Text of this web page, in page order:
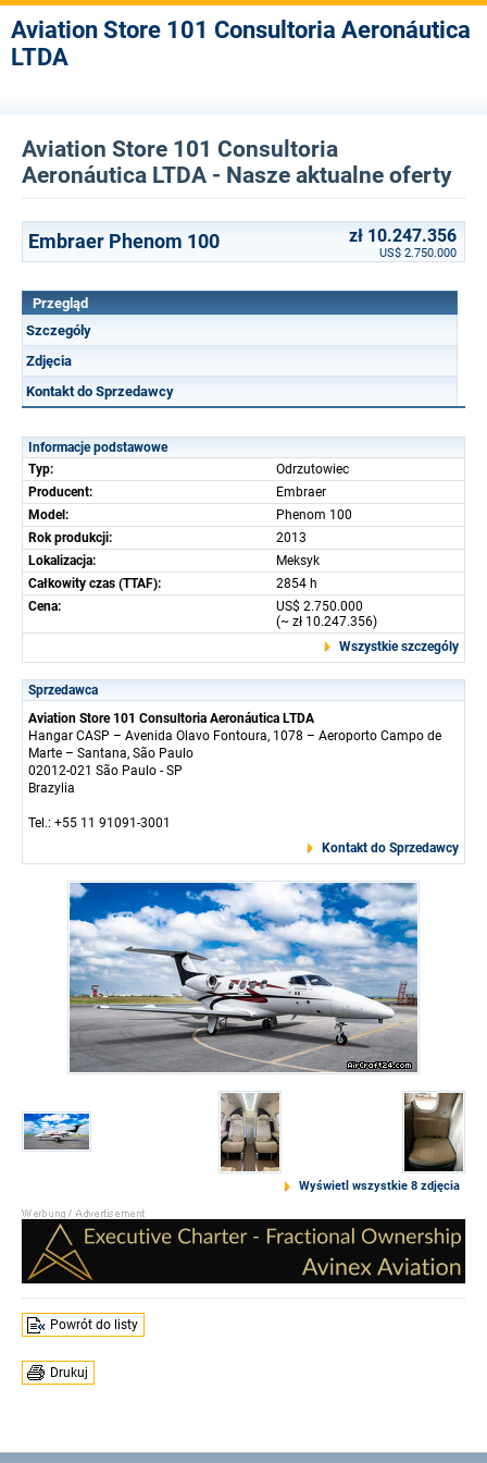
Aviation Store 101 Consultoria Aeronáutica
LTDA
Aviation Store 101 Consultoria
Aeronáutica LTDA - Nasze aktualne oferty
Embraer Phenom 100 zł 10.247.356
US$ 2.750.000
Przegląd
Szczególy
Zdjęcia
Kontakt do Sprzedawcy
Informacje podstawowe
Typ:
Odrzutowiec
Producent:
Embraer
Model:
Phenom 100
Rok produkcji:
2013
Lokalizacja:
Meksyk
Całkowity czas (TTAF):
2854 h
Cena:
US$ 2.750.000
(~ zł 10.247.356)
Wszystkie szczególy
Sprzedawca
Aviation Store 101 Consultoria Aeronáutica LTDA
Hangar CASP – Avenida Olavo Fontoura, 1078 – Aeroporto Campo de
Marte – Santana, São Paulo
02012-021 São Paulo - SP
Brazylia
Tel.: +55 11 91091-3001
Kontakt do Sprzedawcy
Wyświetl wszystkie 8 zdjęcia
Powrót do listy
Drukuj